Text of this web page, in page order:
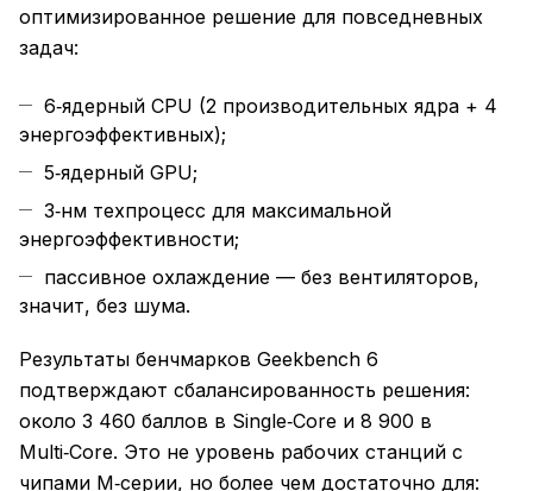
оптимизированное решение для повседневных
задач:
6‑ядерный CPU (2 производительных ядра + 4
энергоэффективных);
5‑ядерный GPU;
3‑нм техпроцесс для максимальной
энергоэффективности;
пассивное охлаждение — без вентиляторов,
значит, без шума.
Результаты бенчмарков Geekbench 6
подтверждают сбалансированность решения:
около 3 460 баллов в Single‑Core и 8 900 в
Multi‑Core. Это не уровень рабочих станций с
чипами M‑серии, но более чем достаточно для: